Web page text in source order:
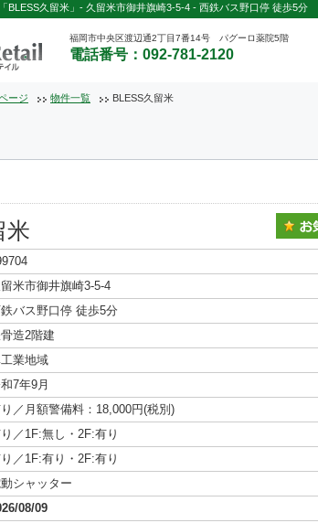
BLESS久留米」- 久留米市御井旗崎3-5-4 - 西鉄バス野口停 徒歩5分
福岡市中央区渡辺通2丁目7番14号 パグーロ薬院5階
電話番号：092-781-2120
ージ 物件一覧 BLESS久留米
米
米市御井旗崎3-5-4
バス野口停 徒歩5分
造2階建
業地域
7年9月
／月額警備料：18,000円(税別)
／1F:無し・2F:有り
／1F:有り・2F:有り
シャッター
08/09